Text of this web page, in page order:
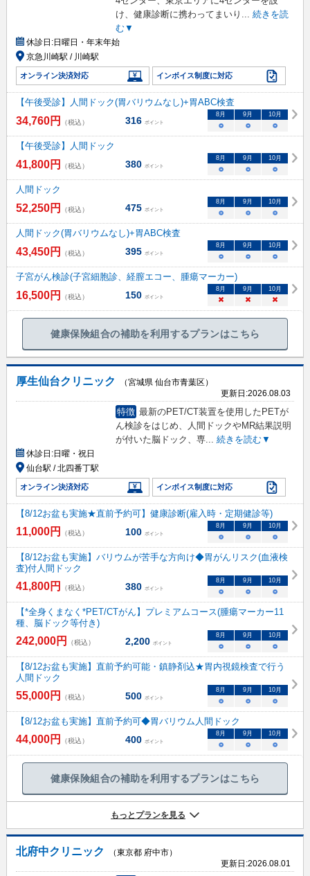
け、健康診断に携わってまいり ... 続きを読
む▼
休診日:日曜日・年末年始
京急川崎駅 / 川崎駅
オンライン決済対応 インボイス制度に対応
【午後受診】人間ドック(胃バリウムなし)+胃ABC検査
34,760円 （税込） 316 ポイント
8月 9月 10月
○ ○ ○
【午後受診】人間ドック
41,800円 （税込） 380 ポイント
8月 9月 10月
○ ○ ○
人間ドック
52,250円 （税込） 475 ポイント
8月 9月 10月
○ ○ ○
人間ドック(胃バリウムなし)+胃ABC検査
43,450円 （税込） 395 ポイント
8月 9月 10月
○ ○ ○
子宮がん検診(子宮細胞診、経膣エコー、腫瘍マーカー)
16,500円 （税込） 150 ポイント
8月 9月 10月
× × ×
健康保険組合の補助を利用するプランはこちら
厚生仙台クリニック
（宮城県 仙台市青葉区）
更新日:2026.08.03
特徴 最新のPET/CT装置を使用したPETが
ん検診をはじめ、人間ドックやMR結果説明
が付いた脳ドック、専... 続きを読む▼
休診日:日曜・祝日
仙台駅 / 北四番丁駅
オンライン決済対応 インボイス制度に対応
【8/12お盆も実施★直前予約可】健康診断(雇入時・定期健診等)
11,000円 （税込） 100 ポイント
8 月 9 月 10月
○ ○ ○
【8/12お盆も実施】バリウムが苦手な方向け◆胃がんリスク(血液検
査)付人間ドック
41,800円 （税込） 380 ポイント
8 月 9 月 10月
○ ○ ○
【*全身くまなく*PET/CTがん】プレミアムコース(腫瘍マーカー11
種、脳ドック等付き)
242,000円 （税込） 2,200 ポイント
8 月 9 月 10月
○ ○ ○
【8/12お盆も実施】直前予約可能・鎮静剤込★胃内視鏡検査で行う
人間ドック
55,000円 （税込） 500 ポイント
8 月 9 月 10月
○ ○ ○
【8/12お盆も実施】直前予約可◆胃バリウム人間ドック
44,000円 （税込） 400 ポイント
8 月 9 月 10月
○ ○ ○
健康保険組合の補助を利用するプランはこちら
もっとプランを見る
北府中クリニック
（東京都 府中市）
更新日:2026.08.01